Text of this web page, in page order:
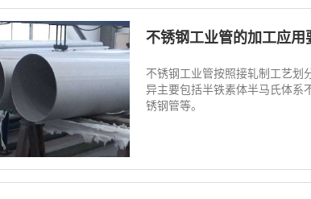
不锈钢工业管的加工应用
不锈钢工业管按照接轧制工艺划
异主要包括半铁素体半马氏体系
锈钢管等。